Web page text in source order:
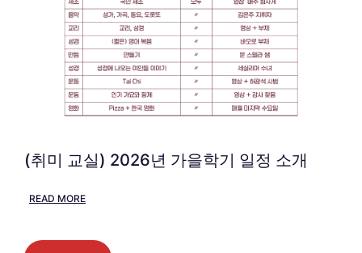
(취미 교실) 2026년 가을학기 일정 소개
READ MORE